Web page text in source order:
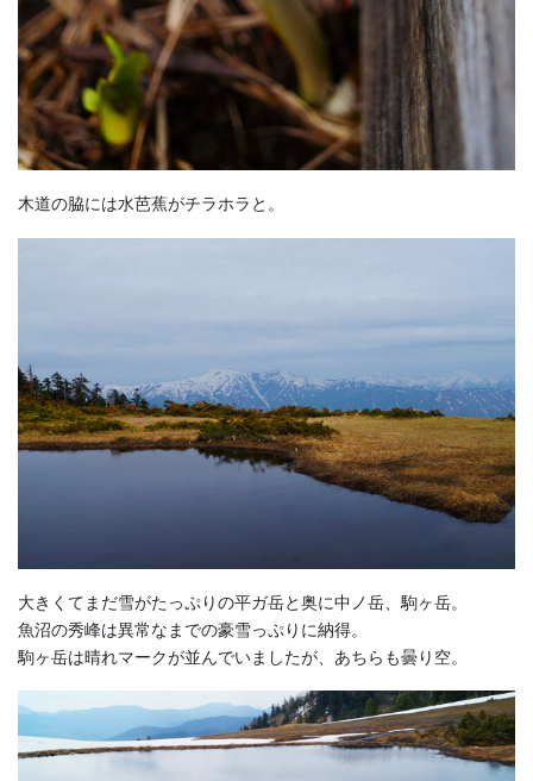
木道の脇には水芭蕉がチラホラと。
大きくてまだ雪がたっぷりの平ガ岳と奥に中ノ岳、駒ヶ岳。
魚沼の秀峰は異常なまでの豪雪っぷりに納得。
駒ヶ岳は晴れマークが並んでいましたが、あちらも曇り空。